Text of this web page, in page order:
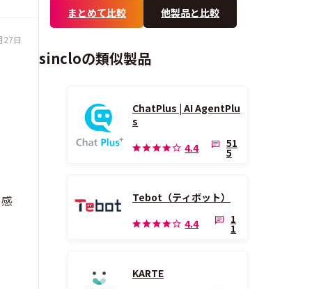
27日
まとめて比較 他製品と比較
sincloの類似製品
ChatPlus | AI AgentPlu
s
4.4
51
5
Tebot（ティボット）
4.4
1
1
KARTE